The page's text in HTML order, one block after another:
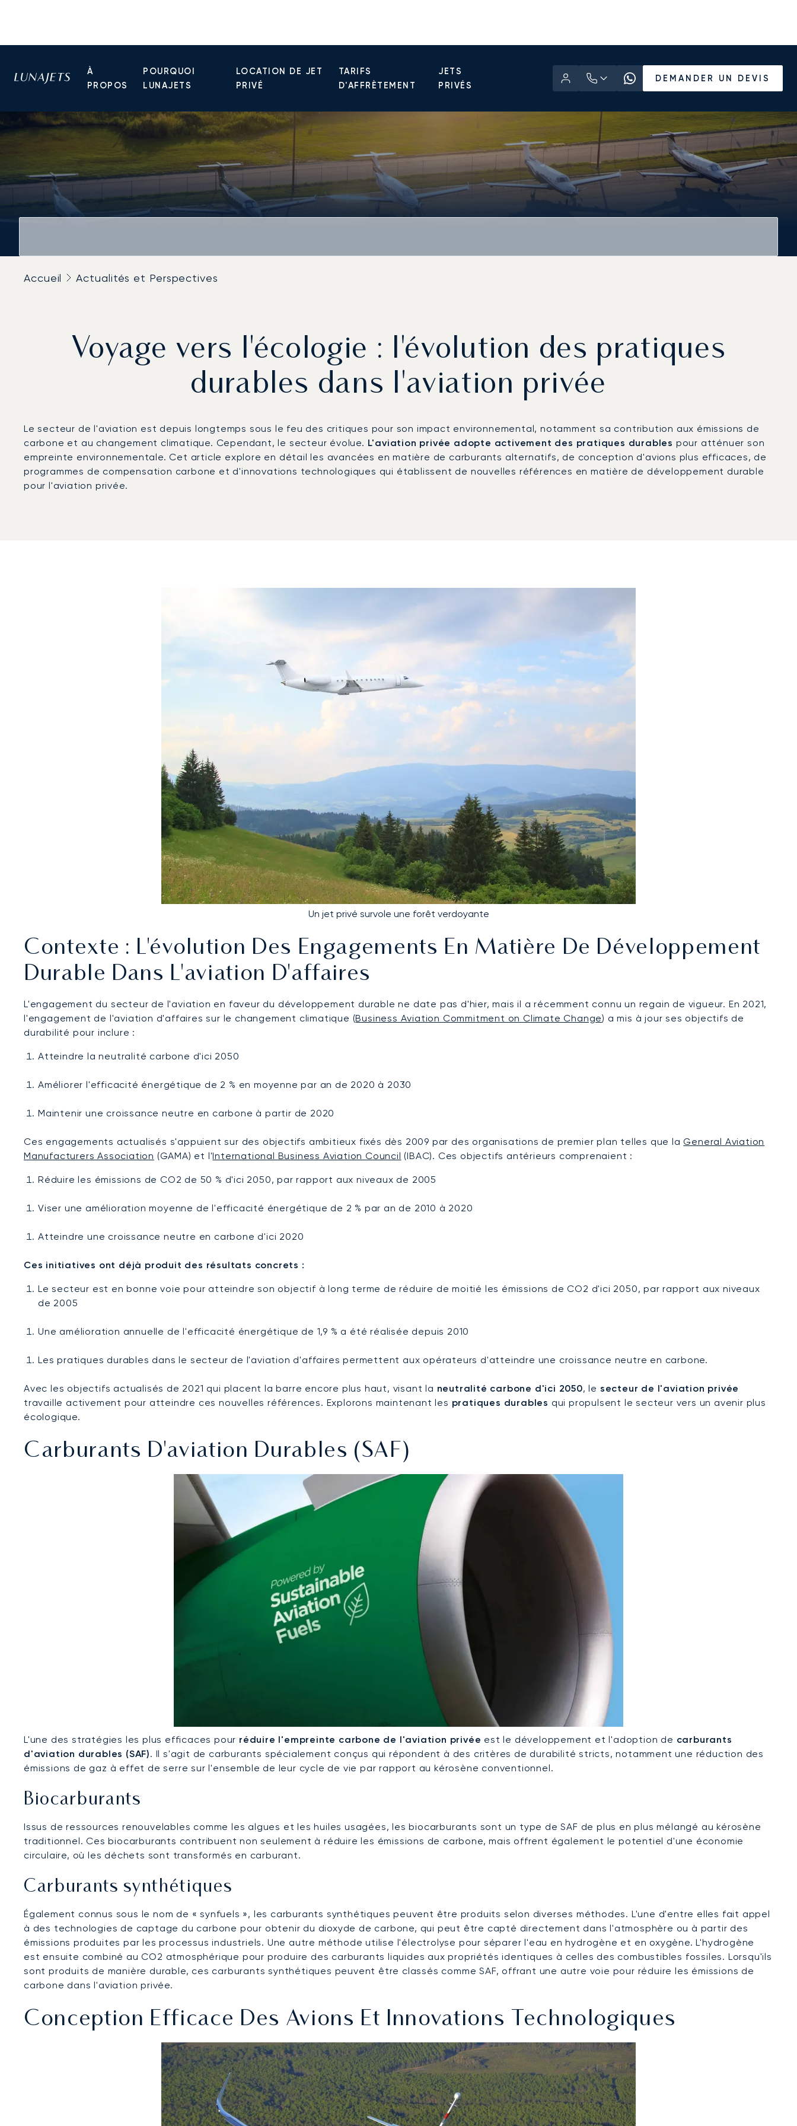
À
PROPOS
POURQUOI
LUNAJETS
LOCATION DE JET
PRIVÉ
TARIFS
D'AFFRÈTEMENT
JETS
PRIVÉS
DEMANDER UN DEVIS
Accueil Actualités et Perspectives
Voyage vers l'écologie : l'évolution des pratiques
durables dans l'aviation privée
Le secteur de l'aviation est depuis longtemps sous le feu des critiques pour son impact environnemental, notamment sa contribution aux émissions de
carbone et au changement climatique. Cependant, le secteur évolue. L'aviation privée adopte activement des pratiques durables pour atténuer son
empreinte environnementale. Cet article explore en détail les avancées en matière de carburants alternatifs, de conception d'avions plus efficaces, de
programmes de compensation carbone et d'innovations technologiques qui établissent de nouvelles références en matière de développement durable
pour l'aviation privée.
Un jet privé survole une forêt verdoyante
Contexte : L'évolution Des Engagements En Matière De Développement
Durable Dans L'aviation D'affaires
L'engagement du secteur de l'aviation en faveur du développement durable ne date pas d'hier, mais il a récemment connu un regain de vigueur. En 2021,
l'engagement de l'aviation d'affaires sur le changement climatique (Business Aviation Commitment on Climate Change) a mis à jour ses objectifs de
durabilité pour inclure :
Atteindre la neutralité carbone d'ici 2050
Améliorer l'efficacité énergétique de 2 % en moyenne par an de 2020 à 2030
Maintenir une croissance neutre en carbone à partir de 2020
Ces engagements actualisés s'appuient sur des objectifs ambitieux fixés dès 2009 par des organisations de premier plan telles que laGeneral Aviation
Manufacturers Association (GAMA) et l'International Business Aviation Council (IBAC). Ces objectifs antérieurs comprenaient :
Réduire les émissions de CO2 de 50 % d'ici 2050, par rapport aux niveaux de 2005
Viser une amélioration moyenne de l'efficacité énergétique de 2 % par an de 2010 à 2020
Atteindre une croissance neutre en carbone d'ici 2020
Ces initiatives ont déjà produit des résultats concrets :
Le secteur est en bonne voie pour atteindre son objectif à long terme de réduire de moitié les émissions de CO2 d'ici 2050, par rapport aux niveaux
de 2005
Une amélioration annuelle de l'efficacité énergétique de 1,9 % a été réalisée depuis 2010
Les pratiques durables dans le secteur de l'aviation d'affaires permettent aux opérateurs d'atteindre une croissance neutre en carbone.
Avec les objectifs actualisés de 2021 qui placent la barre encore plus haut, visant la neutralité carbone d'ici 2050, le secteur de l'aviation privée
travaille activement pour atteindre ces nouvelles références. Explorons maintenant les pratiques durables qui propulsent le secteur vers un avenir plus
écologique.
Carburants D'aviation Durables (SAF)
L'une des stratégies les plus efficaces pour réduire l'empreinte carbone de l'aviation privée est le développement et l'adoption de carburants
d'aviation durables (SAF). Il s'agit de carburants spécialement conçus qui répondent à des critères de durabilité stricts, notamment une réduction des
émissions de gaz à effet de serre sur l'ensemble de leur cycle de vie par rapport au kérosène conventionnel.
Biocarburants
Issus de ressources renouvelables comme les algues et les huiles usagées, les biocarburants sont un type de SAF de plus en plus mélangé au kérosène
traditionnel. Ces biocarburants contribuent non seulement à réduire les émissions de carbone, mais offrent également le potentiel d'une économie
circulaire, où les déchets sont transformés en carburant.
Carburants synthétiques
Également connus sous le nom de « synfuels », les carburants synthétiques peuvent être produits selon diverses méthodes. L'une d'entre elles fait appel
à des technologies de captage du carbone pour obtenir du dioxyde de carbone, qui peut être capté directement dans l'atmosphère ou à partir des
émissions produites par les processus industriels. Une autre méthode utilise l'électrolyse pour séparer l'eau en hydrogène et en oxygène. L'hydrogène
est ensuite combiné au CO2 atmosphérique pour produire des carburants liquides aux propriétés identiques à celles des combustibles fossiles. Lorsqu'ils
sont produits de manière durable, ces carburants synthétiques peuvent être classés comme SAF, offrant une autre voie pour réduire les émissions de
carbone dans l'aviation privée.
Conception Efficace Des Avions Et Innovations Technologiques